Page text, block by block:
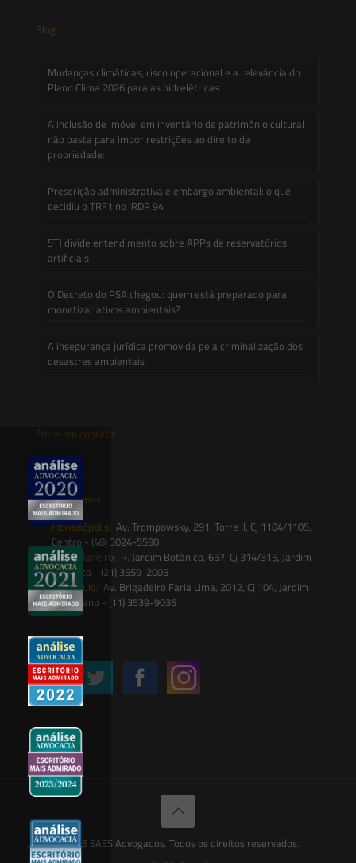
Blog
Mudanças climáticas, risco operacional e a relevância do
Plano Clima 2026 para as hidrelétricas
A inclusão de imóvel em inventário de patrimônio cultural
não basta para impor restrições ao direito de
propriedade:
Prescrição administrativa e embargo ambiental: o que
decidiu o TRF1 no IRDR 94
STJ divide entendimento sobre APPs de reservatórios
artificiais
O Decreto do PSA chegou: quem está preparado para
monetizar ativos ambientais?
A insegurança jurídica promovida pela criminalização dos
desastres ambientais
Entre em contato
contato@saesadvogados.com.br
Onde estamos
Florianópolis: Av. Trompowsky, 291, Torre II, Cj 1104/1105,
Centro - (48) 3024-5590
Rio de Janeiro: R. Jardim Botânico, 657, Cj 314/315, Jardim
Botânico - (21) 3559-2005
São Paulo: Av. Brigadeiro Faria Lima, 2012, Cj 104, Jardim
Paulistano - (11) 3539-9036
Siga-nos
© 2026 SAES Advogados. Todos os direitos reservados.